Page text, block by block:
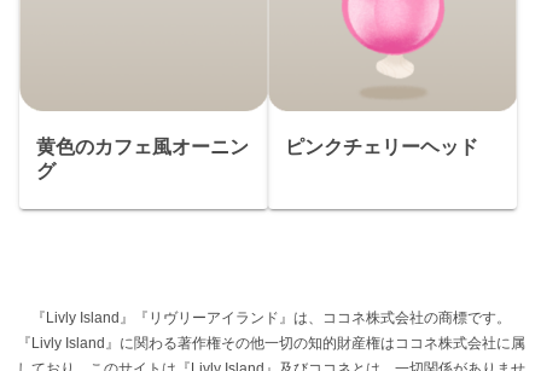
黄色のカフェ風オーニン
グ
ピンクチェリーヘッド
『Livly Island』『リヴリーアイランド』は、ココネ株式会社の商標です。
『Livly Island』に関わる著作権その他一切の知的財産権はココネ株式会社に属